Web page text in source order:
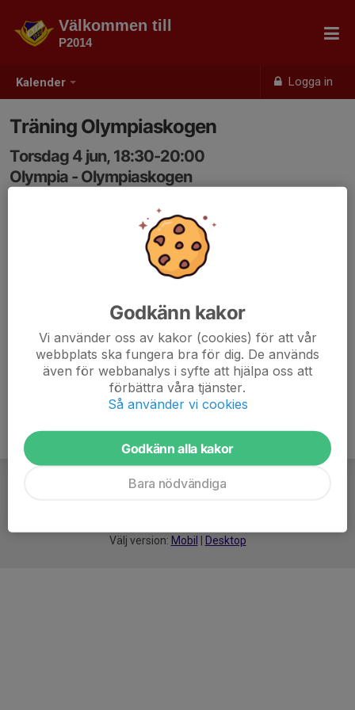
Kalender Logga in
Välkommen till
P2014
Träning Olympiaskogen
Torsdag 4 jun, 18:30-20:00
Olympia - Olympiaskogen
Välj version: Mobil Desktop
Godkänn kakor
Vi använder oss av kakor (cookies) för att vår
webbplats ska fungera bra för dig. De används
även för webbanalys i syfte att hjälpa oss att
förbättra våra tjänster.
Så använder vi cookies
Godkänn alla kakor
Bara nödvändiga